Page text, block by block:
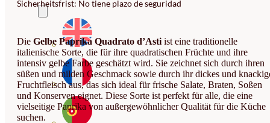
Sicherheitsfrist: No tiene plazo de seguridad
Die Gelbe Paprika Quadrato d’Asti ist eine traditionelle
italienische Sorte, die für ihre quadratischen Früchte und ihre
intensiv gelbe Farbe geschätzt wird. Sie zeichnet sich durch ihren
süßen und milden Geschmack sowie durch ihr dickes und
Fruchtfleisch aus, das sich ideal für frische Salate, Braten, Soßen
und Konserven eignet. Diese Sorte ist perfekt für alle, die eine
vielseitige Paprika von außergewöhnlicher Qualität für die Küche
suchen.